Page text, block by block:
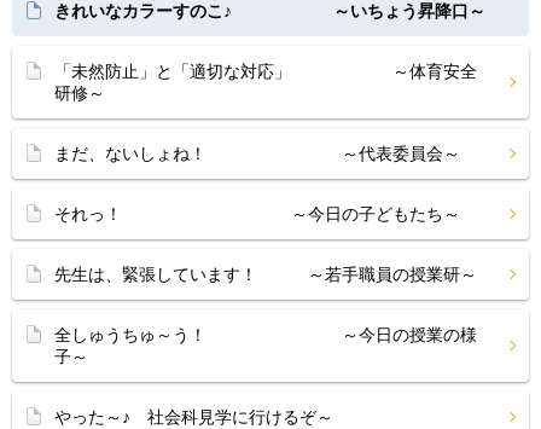
きれいなカラーすのこ♪ ～いちょう昇降口～
「未然防止」と「適切な対応」 ～体育安全
研修～
まだ、ないしょね！ ～代表委員会～
それっ！ ～今日の子どもたち～
先生は、緊張しています！ ～若手職員の授業研～
全しゅうちゅ～う！ ～今日の授業の様
子～
やった～♪ 社会科見学に行けるぞ～